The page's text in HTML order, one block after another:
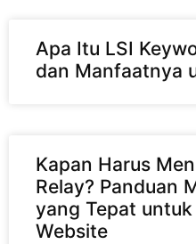
Apa Itu LSI
dan Manfaatnya
Kapan Harus
Relay? Panduan
yang Tepat
Website